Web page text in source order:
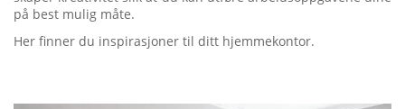
på best mulig måte.
Her finner du inspirasjoner til ditt hjemmekontor.